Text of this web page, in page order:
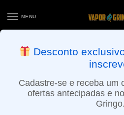
MENU
ENTREGA NO MESMO DIA EM SÃO
APROVADOS ATÉ
Desconto
Cadastre-se e receba um
ofertas antecipadas e
Gringo.